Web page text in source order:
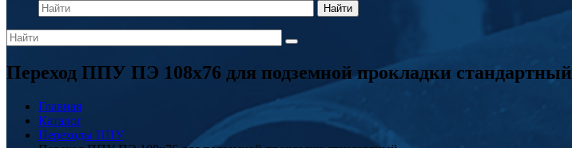
Найти
Переход ППУ ПЭ 108x76 для подземной прокладки стандартный
Главная
Каталог
Переходы ППУ